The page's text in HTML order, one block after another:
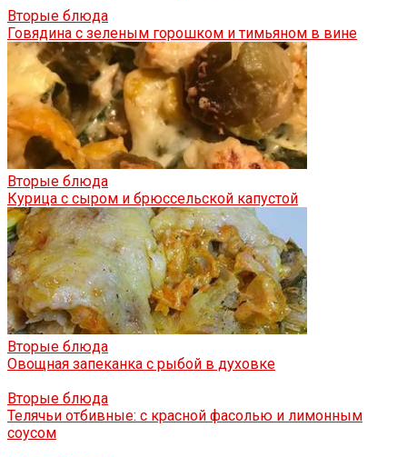
Вторые блюда
Говядина с зеленым горошком и тимьяном в вине
Вторые блюда
Курица с сыром и брюссельской капустой
Вторые блюда
Овощная запеканка с рыбой в духовке
Вторые блюда
Телячьи отбивные: с красной фасолью и лимонным
соусом